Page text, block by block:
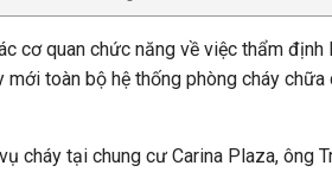
cơ quan chức năng về việc thẩm định
toàn bộ hệ thống phòng cháy chữa
cháy tại chung cư Carina Plaza, ông